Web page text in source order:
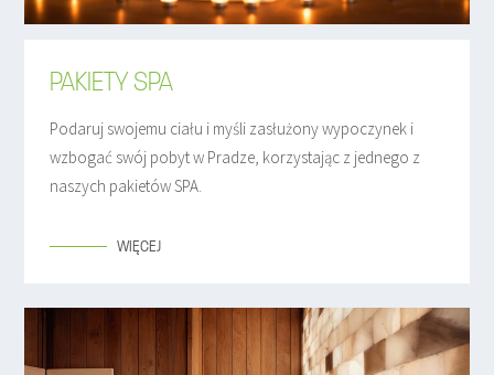
PAKIETY SPA
Podaruj swojemu ciału i myśli zasłużony wypoczynek i
wzbogać swój pobyt w Pradze, korzystając z jednego z
naszych pakietów SPA.
WIĘCEJ